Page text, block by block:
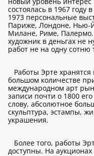
состоялась в 1967 году
1973 персональные
Париже, Лондоне, Нью-
Милане, Риме,
художник в деньгах не
работ не на одну сотню
Работы Эрте
большом количестве
международном арт
записи почти о 1800
слову, абсолютное
скульптура, эстампы,
украшения.
Более того, работы
доступны. На